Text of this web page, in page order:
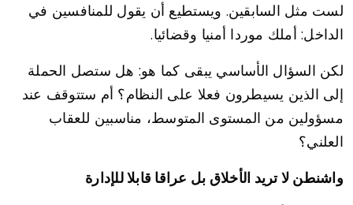
لست مثل السابقين. ويستطيع أن يقول للمنافسين في
الداخل: أملك موردا أمنيا وقضائيا.
لكن السؤال الأساسي يبقى كما هو: هل ستصل الحملة
إلى الذين يسيطرون فعلا على النظام؟ أم ستتوقف عند
مسؤولين من المستوى المتوسط، مناسبين للعقاب
العلني؟
واشنطن لا تريد الأخلاق بل عراقا قابلا للإدارة